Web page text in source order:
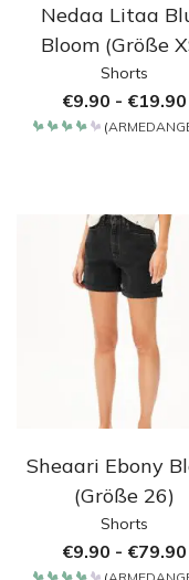
Nedaa Litaa
Bloom (Größe
Shorts
€9.90 - €19.90
(
Sheaari Ebony
(Größe 26)
Shorts
€9.90 - €79.90